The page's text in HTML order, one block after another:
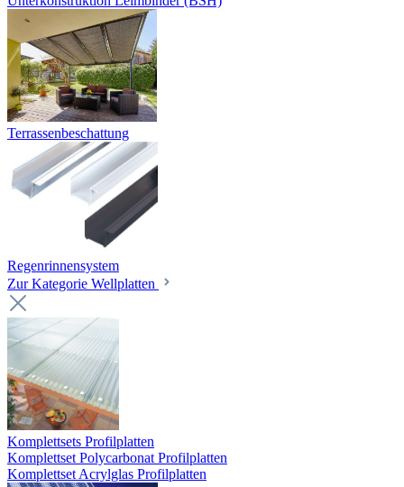
Terrassenbeschattung
Regenrinnensystem
Zur Kategorie Wellplatten
Komplettsets Profilplatten
Komplettset Polycarbonat Profilplatten
Komplettset Acrylglas Profilplatten